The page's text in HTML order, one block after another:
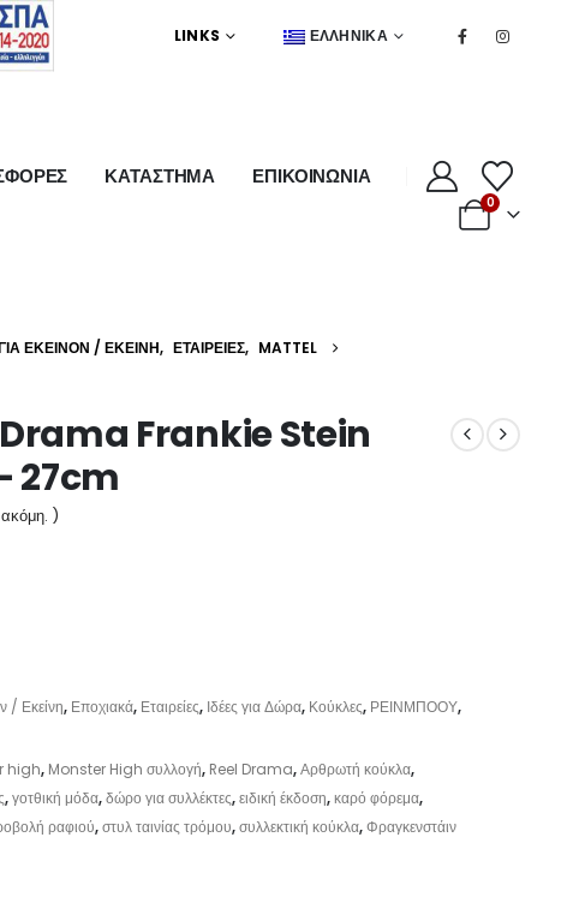
LINKS ΕΛΛΗΝΙΚΆ
ΚΑΤΑΣΤΗΜΑ ΕΠΙΚΟΙΝΩΝΙΑ
0
ΕΚΕΊΝΟΝ / ΕΚΕΊΝΗ, ΕΤΑΙΡΕΊΕΣ, MATTEL
Frankie Stein
27cm
)
/ Εκείνη, Εποχιακά, Εταιρείες, Ιδέες για Δώρα, Κούκλες, ΡΕΙΝΜΠΟΟΥ,
high, Monster High συλλογή, Reel Drama,Αρθρωτή κούκλα,
,γοτθική μόδα,δώρο για συλλέκτες,ειδική έκδοση,καρό φόρεμα,
ραφιού,στυλ ταινίας τρόμου,συλλεκτική κούκλα,Φραγκενστάιν